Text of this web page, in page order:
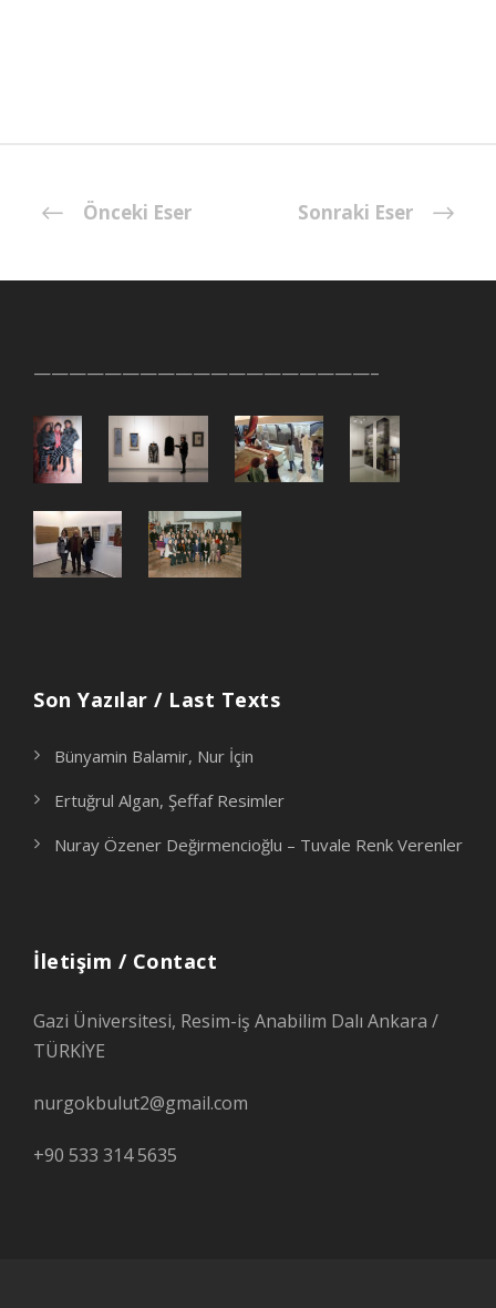
Önceki Eser Sonraki Eser
———————————————————–
Son Yazılar / Last Texts
Bünyamin Balamir, Nur İçin
Ertuğrul Algan, Şeffaf Resimler
Nuray Özener Değirmencioğlu – Tuvale Renk Verenler
İletişim / Contact
Gazi Üniversitesi, Resim-iş Anabilim Dalı Ankara /
TÜRKİYE
nurgokbulut2@gmail.com
+90 533 314 5635